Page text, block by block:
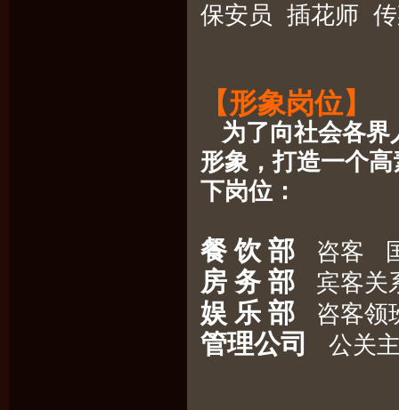
保安员 插花师
【形象岗位】
为了向社会各界
形象，打造一个
下岗位：
餐 饮 部 咨客
房 务 部 宾客关
娱 乐 部 咨客
管理公司 公关